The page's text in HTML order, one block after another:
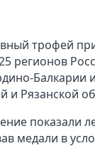
трофей
регионов
Балкарии
и Рязанской
показали
медали в